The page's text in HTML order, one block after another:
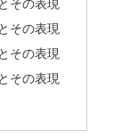
その表現
その表現
その表現
その表現